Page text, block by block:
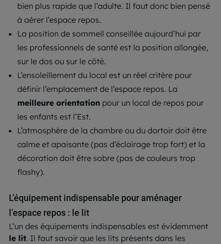
bien plus rapide que l’adulte. Il faut donc bien pensé
à aérer l’espace repos.
La position de sommeil conseillée aujourd’hui par
les professionnels de santé est la position allongée,
sur le dos ou sur le côté.
L’ensoleillement du local est un réel critère pour
définir l’emplacement de l’espace repos. La
meilleure orientation pour un local de repos pour
les enfants est l’Est.
L’atmosphère de la chambre ou du dortoir doit être
calme et apaisante (pas d’éclairage trop fort) et la
décoration doit être sobre (pas de couleurs trop
flashy).
L’équipement indispensable pour aménager
l’espace repos : le lit
L’un des équipements indispensables est évidemment
le lit. Il faut savoir que les lits présents dans les